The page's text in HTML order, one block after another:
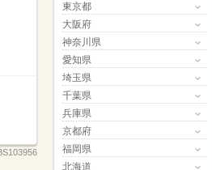
東京都
大阪府
神奈川県
愛知県
埼玉県
千葉県
兵庫県
京都府
福岡県
北海道